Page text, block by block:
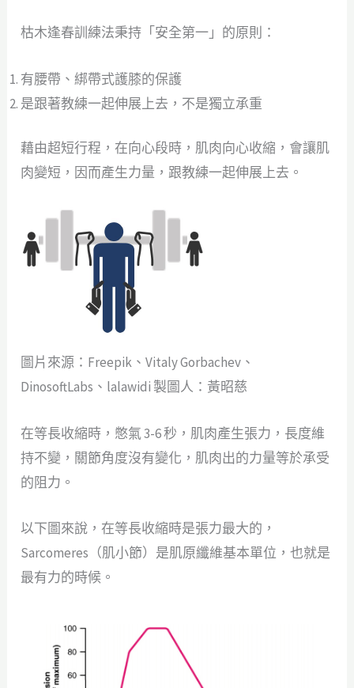
枯木逢春訓練法秉持「安全第一」的原則：
有腰帶、綁帶式護膝的保護
是跟著教練一起伸展上去，不是獨立承重
藉由超短行程，在向心段時，肌肉向心收縮，會讓肌
肉變短，因而產生力量，跟教練一起伸展上去。
圖片來源：Freepik、Vitaly Gorbachev、
DinosoftLabs、lalawidi 製圖人：黃昭慈
在等長收縮時，憋氣 3-6 秒，肌肉產生張力，長度維
持不變，關節角度沒有變化，肌肉出的力量等於承受
的阻力。
以下圖來說，在等長收縮時是張力最大的，
Sarcomeres（肌小節）是肌原纖維基本單位，也就是
最有力的時候。